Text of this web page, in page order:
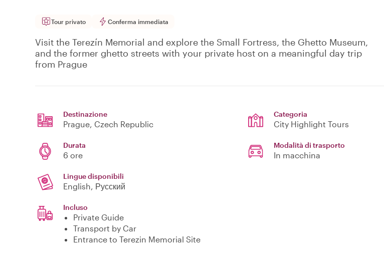
Tour privato Conferma immediata
Visit the Terezín Memorial and explore the Small Fortress, the Ghetto Museum,
and the former ghetto streets with your private host on a meaningful day trip
from Prague
Destinazione
Prague, Czech Republic
Categoria
City Highlight Tours
Durata
6 ore
Modalità di trasporto
In macchina
Lingue disponibili
English, Русский
Incluso
Private Guide
Transport by Car
Entrance to Terezin Memorial Site